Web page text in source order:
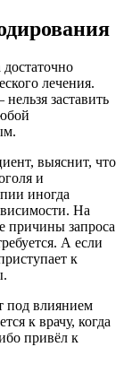
лечения.
заставить
выяснит, что
и
иногда
На
причины запроса
А если
к
под влиянием
к врачу, когда
привёл к